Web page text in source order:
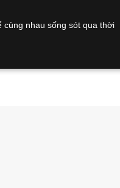
cùng nhau sống sót qua thời